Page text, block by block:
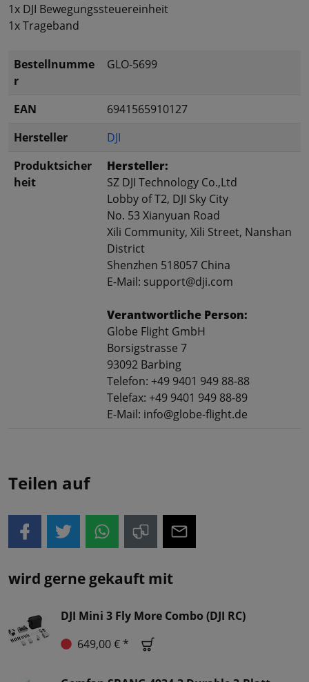
1x DJI Bewegungssteuereinheit
1x Trageband
Bestellnumme
r
GLO-5699
EAN
6941565910127
Hersteller
DJI
Produktsicher
heit
Hersteller:
SZ DJI Technology Co.,Ltd
Lobby of T2, DJI Sky City
No. 53 Xianyuan Road
Xili Community, Xili Street, Nanshan
District
Shenzhen 518057 China
E-Mail: support@dji.com
Verantwortliche Person:
Globe Flight GmbH
Borsigstrasse 7
93092 Barbing
Telefon: +49 9401 949 88-88
Telefax: +49 9401 949 88-89
E-Mail: info@globe-flight.de
Teilen auf
wird gerne gekauft mit
DJI Mini 3 Fly More Combo (DJI RC)
649,00 € *